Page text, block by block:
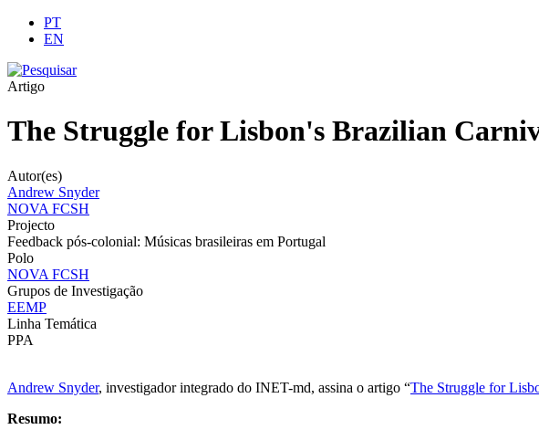
PT
EN
Artigo
The Struggle for Lisbon's Brazilian
Autor(es)
Andrew Snyder
NOVA FCSH
Projecto
Feedback pós-colonial: Músicas brasileiras em Portugal
Polo
NOVA FCSH
Grupos de Investigação
EEMP
Linha Temática
PPA
Andrew Snyder, investigador integrado do INET-md, assina o artigo “The Struggle for
Resumo: